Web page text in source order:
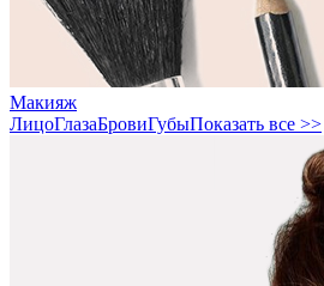
Макияж
ЛицоГлазаБровиГубыПоказать все >>